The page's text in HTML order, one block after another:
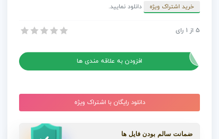
خرید اشتراک ویژه
دانلود نمایید.
پروژه افترافکت اسلایدشو عکس Movember
5 از 1 رای
افزودن به علاقه مندی ها
دانلود رایگان با اشتراک ویژه
ضمانت سالم بودن فایل ها